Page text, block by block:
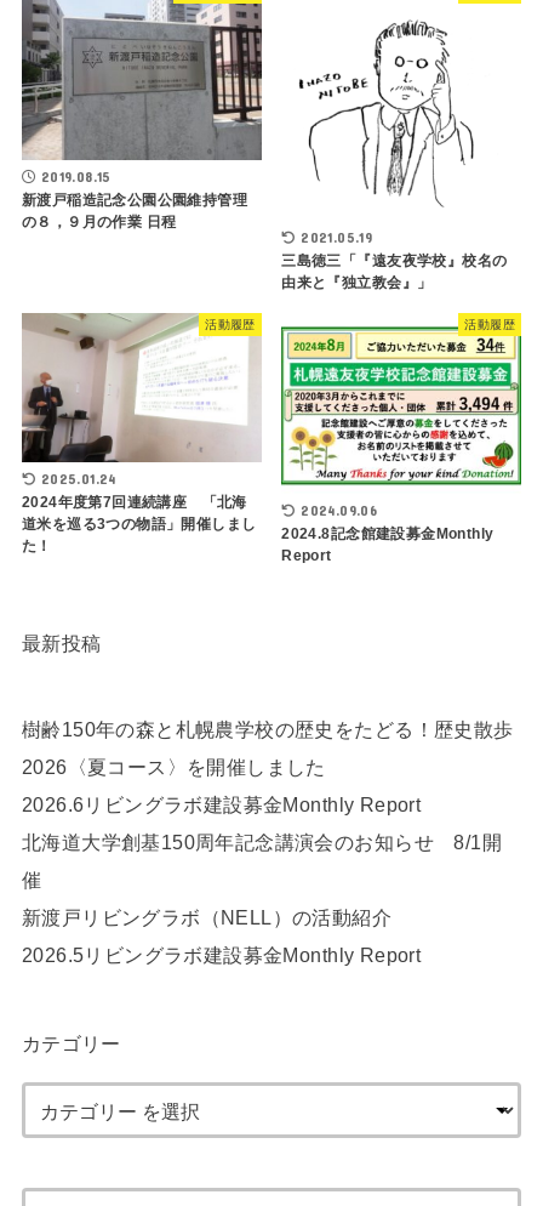
2019.08.15
新渡戸稲造記念公園公園維持管理
の８，９月の作業 日程
2021.05.19
三島徳三「『遠友夜学校』校名の
由来と『独立教会』」
活動履歴
2025.01.24
2024年度第7回連続講座 「北海
道米を巡る3つの物語」開催しまし
た！
活動履歴
2024.09.06
2024.8記念館建設募金Monthly
Report
最新投稿
樹齢150年の森と札幌農学校の歴史をたどる！歴史散歩
2026〈夏コース〉を開催しました
2026.6リビングラボ建設募金Monthly Report
北海道大学創基150周年記念講演会のお知らせ 8/1開
催
新渡戸リビングラボ（NELL）の活動紹介
2026.5リビングラボ建設募金Monthly Report
カテゴリー